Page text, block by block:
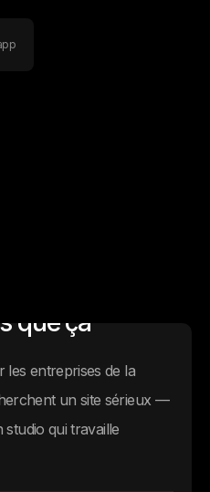
que ça
les entreprises de la
un site sérieux —
qui travaille